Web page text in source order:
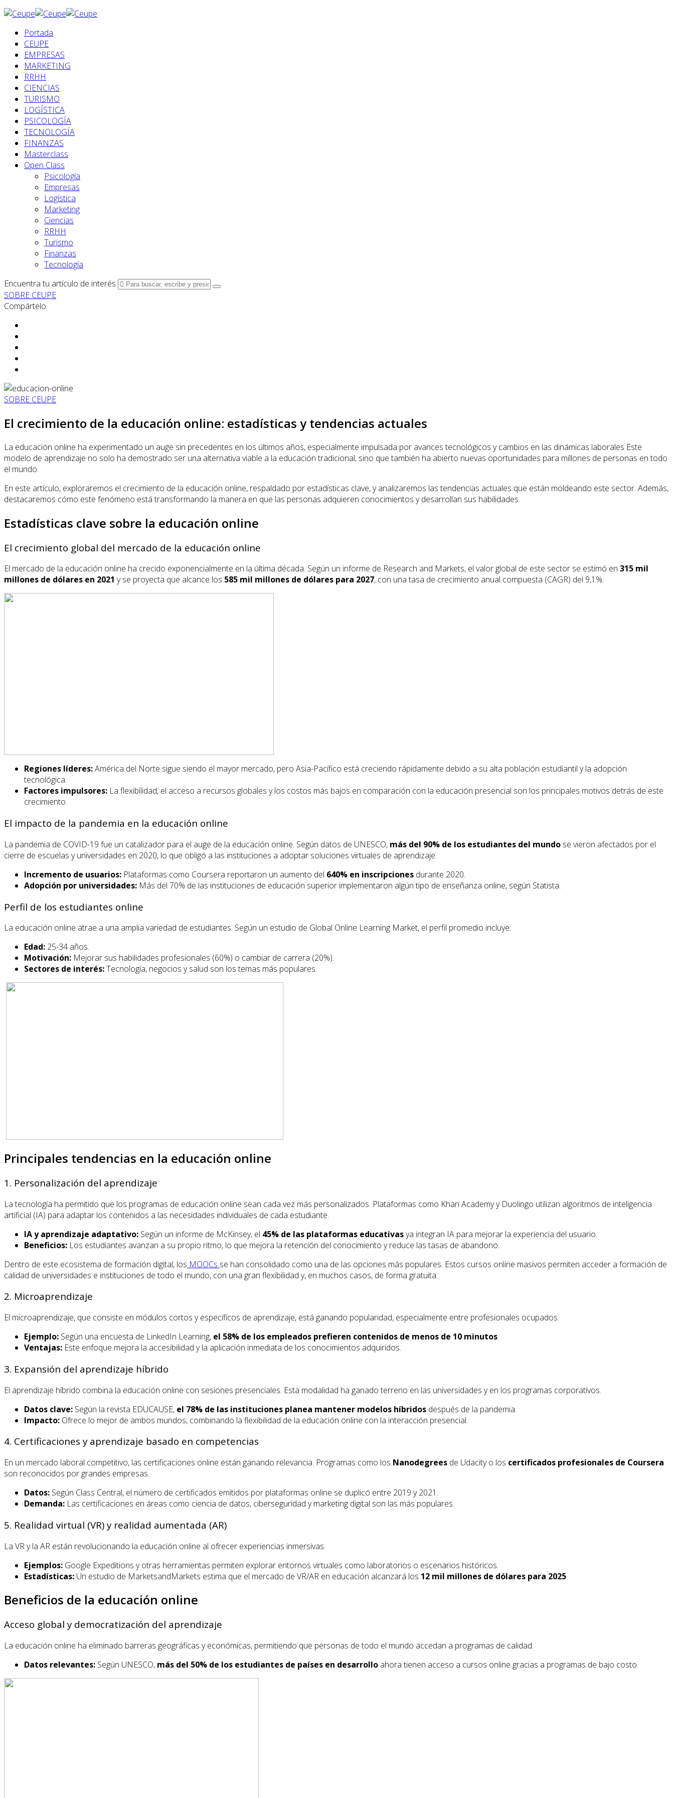
Portada
CEUPE
EMPRESAS
MARKETING
RRHH
CIENCIAS
TURISMO
LOGÍSTICA
PSICOLOGÍA
TECNOLOGÍA
FINANZAS
Masterclass
Open Class
Psicología
Empresas
Logística
Marketing
Ciencias
RRHH
Turismo
Finanzas
Tecnología
Encuentra tu artículo de interés
SOBRE CEUPE
Compártelo
SOBRE CEUPE
El crecimiento de la educación online: estadísticas y tendencias actuales
La educación online ha experimentado un auge sin precedentes en los últimos años, especialmente impulsada por avances tecnológicos y cambios en las dinámicas laborales Este
modelo de aprendizaje no solo ha demostrado ser una alternativa viable a la educación tradicional, sino que también ha abierto nuevas oportunidades para millones de personas en todo
el mundo.
En este artículo, exploraremos el crecimiento de la educación online, respaldado por estadísticas clave, y analizaremos las tendencias actuales que están moldeando este sector. Además,
destacaremos cómo este fenómeno está transformando la manera en que las personas adquieren conocimientos y desarrollan sus habilidades.
Estadísticas clave sobre la educación online
El crecimiento global del mercado de la educación online
El mercado de la educación online ha crecido exponencialmente en la última década. Según un informe de Research and Markets, el valor global de este sector se estimó en 315 mil
millones de dólares en 2021 y se proyecta que alcance los 585 mil millones de dólares para 2027, con una tasa de crecimiento anual compuesta (CAGR) del 9,1%.
Regiones líderes:América del Norte sigue siendo el mayor mercado, pero Asia-Pacífico está creciendo rápidamente debido a su alta población estudiantil y la adopción
tecnológica.
Factores impulsores: La flexibilidad, el acceso a recursos globales y los costos más bajos en comparación con la educación presencial son los principales motivos detrás de este
crecimiento.
El impacto de la pandemia en la educación online
La pandemia de COVID-19 fue un catalizador para el auge de la educación online. Según datos de UNESCO, más del 90% de los estudiantes del mundo se vieron afectados por el
cierre de escuelas y universidades en 2020, lo que obligó a las instituciones a adoptar soluciones virtuales de aprendizaje.
Incremento de usuarios: Plataformas como Coursera reportaron un aumento del 640% en inscripciones durante 2020.
Adopción por universidades: Más del 70% de las instituciones de educación superior implementaron algún tipo de enseñanza online, según Statista.
Perfil de los estudiantes online
La educación online atrae a una amplia variedad de estudiantes. Según un estudio de Global Online Learning Market, el perfil promedio incluye:
Edad: 25-34 años.
Motivación: Mejorar sus habilidades profesionales (60%) o cambiar de carrera (20%).
Sectores de interés:Tecnología, negocios y salud son los temas más populares.
Principales tendencias en la educación online
1. Personalización del aprendizaje
La tecnología ha permitido que los programas de educación online sean cada vez más personalizados. Plataformas como Khan Academy y Duolingo utilizan algoritmos de inteligencia
artificial (IA) para adaptar los contenidos a las necesidades individuales de cada estudiante.
IA y aprendizaje adaptativo: Según un informe de McKinsey, el 45% de las plataformas educativasya integran IA para mejorar la experiencia del usuario.
Beneficios: Los estudiantes avanzan a su propio ritmo, lo que mejora la retención del conocimiento y reduce las tasas de abandono.
Dentro de este ecosistema de formación digital, los MOOCs se han consolidado como una de las opciones más populares. Estos cursos online masivos permiten acceder a formación de
calidad de universidades e instituciones de todo el mundo, con una gran flexibilidad y, en muchos casos, de forma gratuita.
2. Microaprendizaje
El microaprendizaje, que consiste en módulos cortos y específicos de aprendizaje, está ganando popularidad, especialmente entre profesionales ocupados.
Ejemplo: Según una encuesta de LinkedIn Learning, el 58% de los empleados prefieren contenidos de menos de 10 minutos.
Ventajas: Este enfoque mejora la accesibilidad y la aplicación inmediata de los conocimientos adquiridos.
3. Expansión del aprendizaje híbrido
El aprendizaje híbrido combina la educación online con sesiones presenciales. Esta modalidad ha ganado terreno en las universidades y en los programas corporativos.
Datos clave: Según la revista EDUCAUSE, el 78% de las instituciones planea mantener modelos híbridos después de la pandemia.
Impacto: Ofrece lo mejor de ambos mundos, combinando la flexibilidad de la educación online con la interacción presencial.
4. Certificaciones y aprendizaje basado en competencias
En un mercado laboral competitivo, las certificaciones online están ganando relevancia. Programas como los Nanodegrees de Udacity o los certificados profesionales de Coursera
son reconocidos por grandes empresas.
Datos: Según Class Central, el número de certificados emitidos por plataformas online se duplicó entre 2019 y 2021.
Demanda: Las certificaciones en áreas como ciencia de datos, ciberseguridad y marketing digital son las más populares.
5. Realidad virtual (VR) y realidad aumentada (AR)
La VR y la AR están revolucionando la educación online al ofrecer experiencias inmersivas.
Ejemplos: Google Expeditions y otras herramientas permiten explorar entornos virtuales como laboratorios o escenarios históricos.
Estadísticas: Un estudio de MarketsandMarkets estima que el mercado de VR/AR en educación alcanzará los 12 mil millones de dólares para 2025.
Beneficios de la educación online
Acceso global y democratización del aprendizaje
La educación online ha eliminado barreras geográficas y económicas, permitiendo que personas de todo el mundo accedan a programas de calidad.
Datos relevantes: Según UNESCO, más del 50% de los estudiantes de países en desarrollo ahora tienen acceso a cursos online gracias a programas de bajo costo.